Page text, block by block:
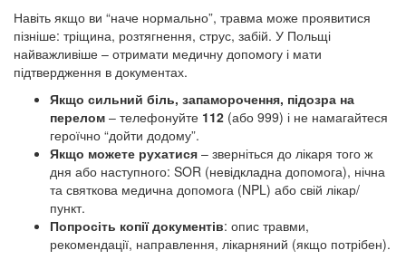
Навіть якщо ви “наче нормально”, травма може проявитися
пізніше: тріщина, розтягнення, струс, забій. У Польщі
найважливіше – отримати медичну допомогу і мати
підтвердження в документах.
Якщо сильний біль, запаморочення, підозра на
перелом – телефонуйте 112 (або 999) і не намагайтеся
героїчно “дойти додому”.
Якщо можете рухатися – зверніться до лікаря того ж
дня або наступного: SOR (невідкладна допомога), нічна
та святкова медична допомога (NPL) або свій лікар/
пункт.
Попросіть копії документів: опис травми,
рекомендації, направлення, лікарняний (якщо потрібен).